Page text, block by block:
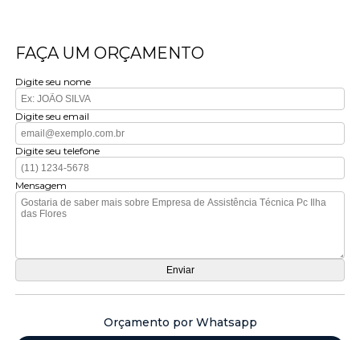
FAÇA UM ORÇAMENTO
Digite seu nome
Digite seu email
Digite seu telefone
Mensagem
Orçamento por Whatsapp